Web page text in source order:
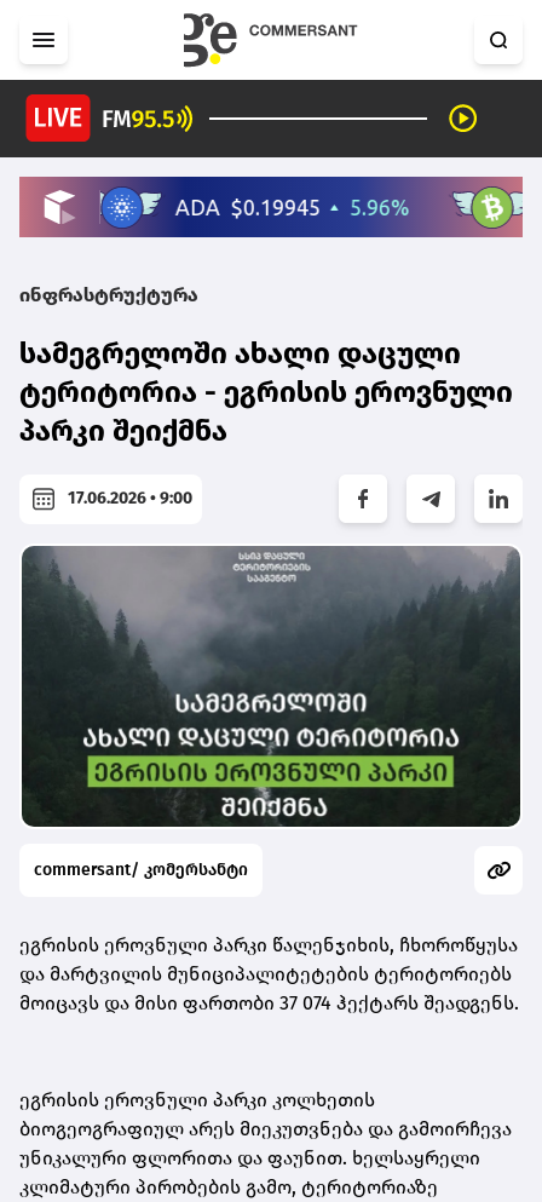
ინფრასტრუქტურა
სამეგრელოში ახალი დაცული
ტერიტორია - ეგრისის ეროვნული
პარკი შეიქმნა
17.06.2026 • 9:00
commersant/ კომერსანტი
ეგრისის ეროვნული პარკი წალენჯიხის, ჩხოროწყუსა
და მარტვილის მუნიციპალიტეტების ტერიტორიებს
მოიცავს და მისი ფართობი 37 074 ჰექტარს შეადგენს.
ეგრისის ეროვნული პარკი კოლხეთის
ბიოგეოგრაფიულ არეს მიეკუთვნება და გამოირჩევა
უნიკალური ფლორითა და ფაუნით. ხელსაყრელი
კლიმატური პირობების გამო, ტერიტორიაზე